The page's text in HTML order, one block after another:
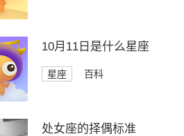
10月11日是什么星座
星座 百科
处女座的择偶标准